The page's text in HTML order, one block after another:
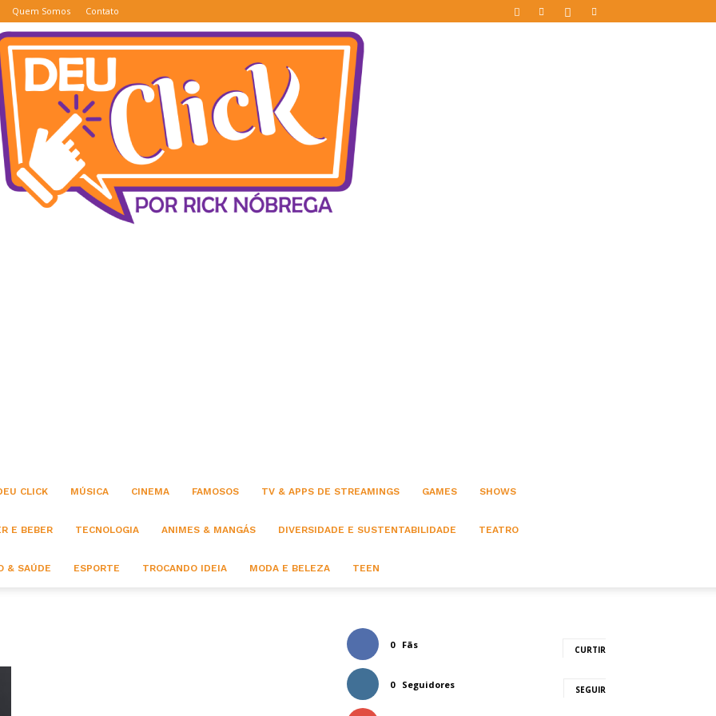
Quem Somos Contato
CLICK MÚSICA CINEMA FAMOSOS TV & APPS DE STREAMINGS GAMES SHOWS
E BEBER TECNOLOGIA ANIMES & MANGÁS DIVERSIDADE E SUSTENTABILIDADE TEATRO
& SAÚDE ESPORTE TROCANDO IDEIA MODA E BELEZA TEEN
0 Fãs CURTIR
0 Seguidores SEGUIR